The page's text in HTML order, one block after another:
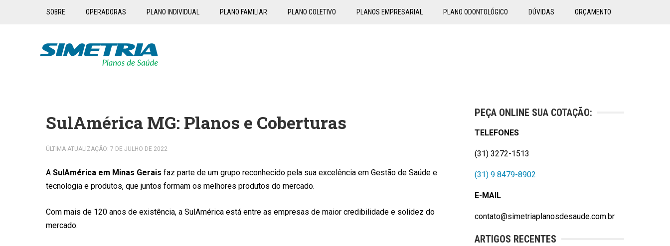
SOBRE OPERADORAS PLANO INDIVIDUAL PLANO FAMILIAR PLANO COLETIVO PLANOS EMPRESARIAL PLANO ODONTOLÓGICO DÚVIDAS ORÇAMENTO
SulAmérica MG: Planos e Coberturas
ÚLTIMA ATUALIZAÇÃO: 7 DE JULHO DE 2022
A SulAmérica em Minas Gerais faz parte de um grupo reconhecido pela sua excelência em Gestão de Saúde e
tecnologia e produtos, que juntos formam os melhores produtos do mercado.
Com mais de 120 anos de existência, a SulAmérica está entre as empresas de maior credibilidade e solidez do
mercado.
PEÇA ONLINE SUA COTAÇÃO:
TELEFONES
(31) 3272-1513
(31) 9 8479-8902
E-MAIL
contato@simetriaplanosdesaude.com.br
ARTIGOS RECENTES